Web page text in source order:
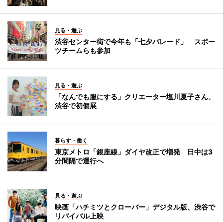
見る・遊ぶ
渋谷センター街で今年も「七夕パレード」 スポー
ツチームらも参加
見る・遊ぶ
「なんでも服にする」クリエーター塩川夏子さん、
渋谷で初個展
暮らす・働く
東京メトロ「銀座線」ダイヤ改正で増発 日中は3
分間隔で運行へ
見る・遊ぶ
映画「ハチミツとクローバー」デジタル版、渋谷で
リバイバル上映